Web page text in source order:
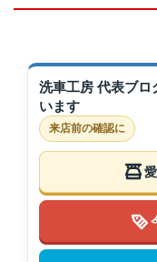
洗車工房 代表ブロ
います
来店前の確認に